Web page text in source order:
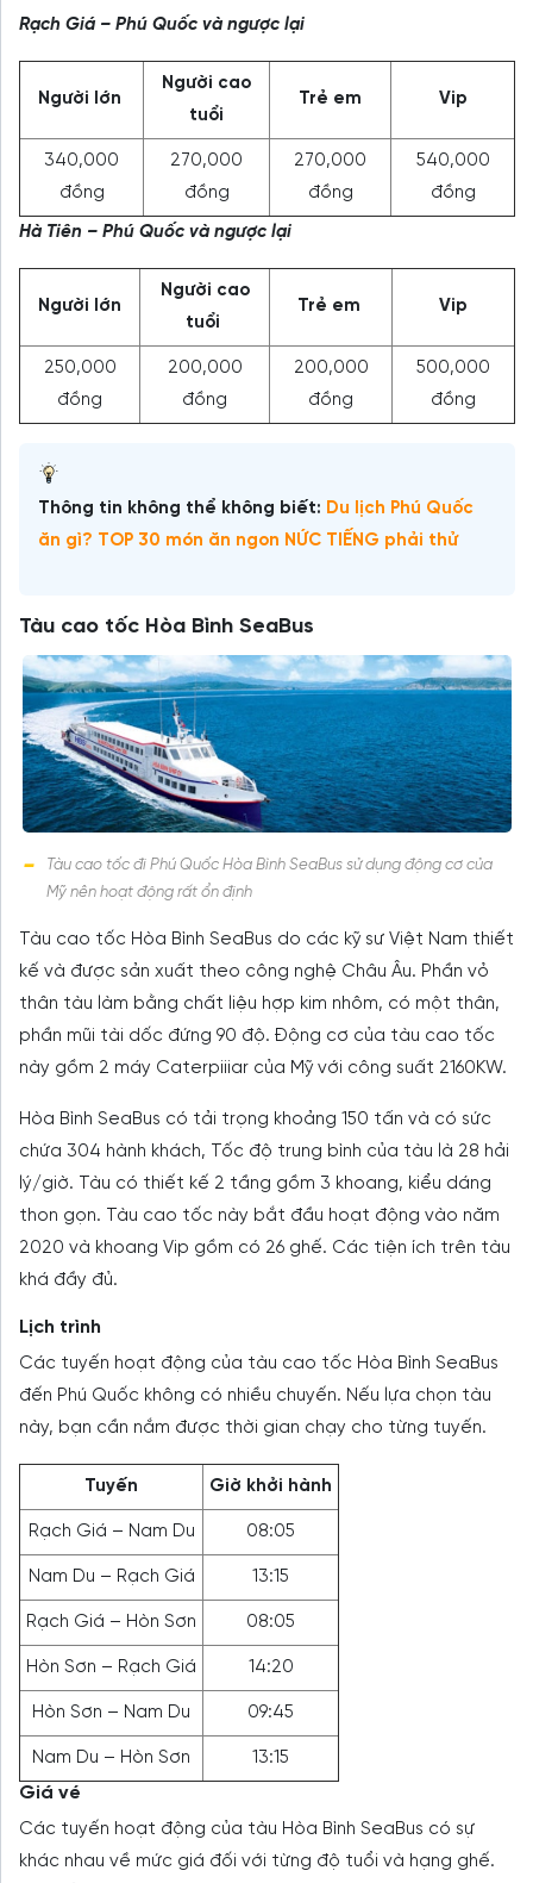
Rạch Giá – Phú Quốc và ngược lại
Người lớn
Người cao
tuổi
Trẻ em Vip
340,000
đồng
270,000
đồng
270,000
đồng
540,000
đồng
Hà Tiên – Phú Quốc và ngược lại
Người lớn
Người cao
tuổi
Trẻ em Vip
250,000
đồng
200,000
đồng
200,000
đồng
500,000
đồng
Thông tin không thể không biết: Du lịch Phú Quốc
ăn gì? TOP 30 món ăn ngon NỨC TIẾNG phải thử
Tàu cao tốc Hòa Bình SeaBus
Tàu cao tốc đi Phú Quốc Hòa Bình SeaBus sử dụng động cơ của
Mỹ nên hoạt động rất ổn định
Tàu cao tốc Hòa Bình SeaBus do các kỹ sư Việt Nam thiết
kế và được sản xuất theo công nghệ Châu Âu. Phần vỏ
thân tàu làm bằng chất liệu hợp kim nhôm, có một thân,
phần mũi tài dốc đứng 90 độ. Động cơ của tàu cao tốc
này gồm 2 máy Caterpiiiar của Mỹ với công suất 2160KW.
Hòa Bình SeaBus có tải trọng khoảng 150 tấn và có sức
chứa 304 hành khách, Tốc độ trung bình của tàu là 28 hải
lý/giờ. Tàu có thiết kế 2 tầng gồm 3 khoang, kiểu dáng
thon gọn. Tàu cao tốc này bắt đầu hoạt động vào năm
2020 và khoang Vip gồm có 26 ghế. Các tiện ích trên tàu
khá đầy đủ.
Lịch trình
Các tuyến hoạt động của tàu cao tốc Hòa Bình SeaBus
đến Phú Quốc không có nhiều chuyến. Nếu lựa chọn tàu
này, bạn cần nắm được thời gian chạy cho từng tuyến.
Tuyến Giờ khởi hành
Rạch Giá – Nam Du 08:05
Nam Du – Rạch Giá 13:15
Rạch Giá – Hòn Sơn 08:05
Hòn Sơn – Rạch Giá 14:20
Hòn Sơn – Nam Du 09:45
Nam Du – Hòn Sơn 13:15
Giá vé
Các tuyến hoạt động của tàu Hòa Bình SeaBus có sự
khác nhau về mức giá đối với từng độ tuổi và hạng ghế.